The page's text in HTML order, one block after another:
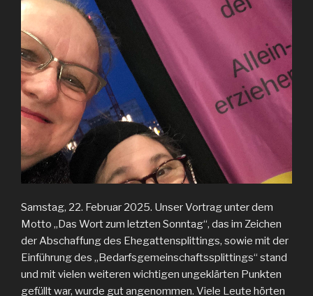
Samstag, 22. Februar 2025. Unser Vortrag unter dem
Motto „Das Wort zum letzten Sonntag“, das im Zeichen
der Abschaffung des Ehegattensplittings, sowie mit der
Einführung des „Bedarfsgemeinschaftssplittings“ stand
und mit vielen weiteren wichtigen ungeklärten Punkten
gefüllt war, wurde gut angenommen. Viele Leute hörten